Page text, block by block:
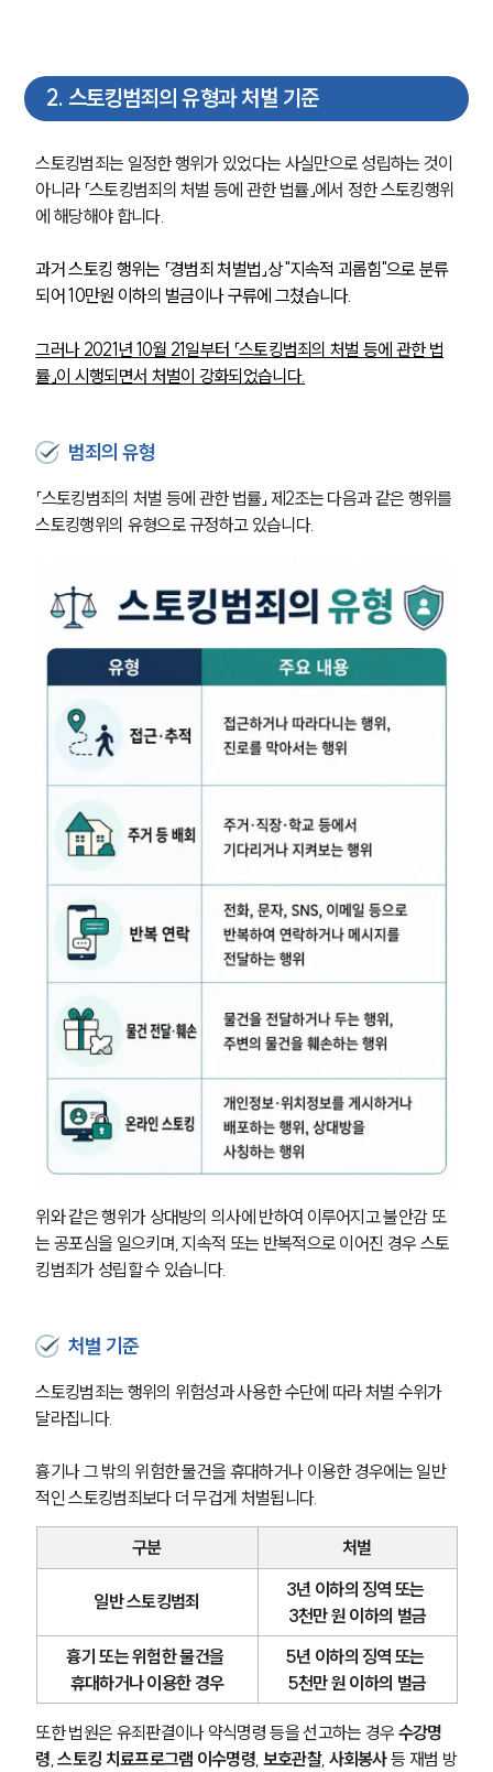
2. 스토킹범죄의 유형과 처벌 기준
스토킹범죄는 일정한 행위가 있었다는 사실만으로 성립하는 것이
아니라 「스토킹범죄의 처벌 등에 관한 법률」에서 정한 스토킹행위
에 해당해야 합니다.
과거 스토킹 행위는 「경범죄 처벌법」상 "지속적 괴롭힘"으로 분류
되어 10만원 이하의 벌금이나 구류에 그쳤습니다.
그러나 2021년 10월 21일부터 「스토킹범죄의 처벌 등에 관한 법
률」이 시행되면서 처벌이 강화되었습니다.
범죄의 유형
「스토킹범죄의 처벌 등에 관한 법률」 제2조는 다음과 같은 행위를
스토킹행위의 유형으로 규정하고 있습니다.
위와 같은 행위가 상대방의 의사에 반하여 이루어지고 불안감 또
는 공포심을 일으키며, 지속적 또는 반복적으로 이어진 경우 스토
킹범죄가 성립할 수 있습니다.
처벌 기준
스토킹범죄는 행위의 위험성과 사용한 수단에 따라 처벌 수위가
달라집니다.
흉기나 그 밖의 위험한 물건을 휴대하거나 이용한 경우에는 일반
적인 스토킹범죄보다 더 무겁게 처벌됩니다.
구분 처벌
일반 스토킹범죄
3년 이하의 징역 또는
3천만 원 이하의 벌금
흉기 또는 위험한 물건을
휴대하거나 이용한 경우
5년 이하의 징역 또는
5천만 원 이하의 벌금
또한 법원은 유죄판결이나 약식명령 등을 선고하는 경우 수강명
령, 스토킹 치료프로그램 이수명령, 보호관찰, 사회봉사 등 재범 방